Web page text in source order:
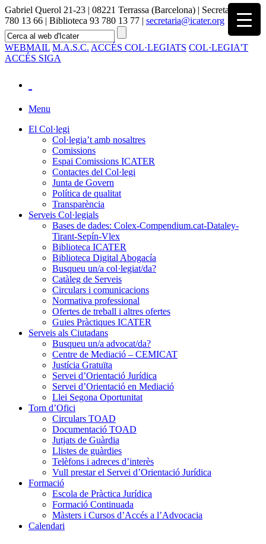
Gabriel Querol 21-23 | 08221 Terrassa (Barcelona) | Secretaria 93
780 13 66 | Biblioteca 93 780 13 77 | secretaria@icater.org
WEBMAIL M.A.S.C. ACCÉS COL·LEGIATS COL·LEGIA'T
ACCÉS SIGA
Menu
El Col·legi
Col·legia’t amb nosaltres
Comissions
Espai Comissions ICATER
Contactes del Col·legi
Junta de Govern
Política de qualitat
Transparència
Serveis Col·legials
Bases de dades: Colex-Compendium.cat-Dataley-
Tirant-Sepín-Vlex
Biblioteca ICATER
Biblioteca Digital Abogacía
Busqueu un/a col·legiat/da?
Catàleg de Serveis
Circulars i comunicacions
Normativa professional
Ofertes de treball i altres ofertes
Guies Pràctiques ICATER
Serveis als Ciutadans
Busqueu un/a advocat/da?
Centre de Mediació – CEMICAT
Justícia Gratuïta
Servei d’Orientació Jurídica
Servei d’Orientació en Mediació
Llei Segona Oportunitat
Torn d’Ofici
Circulars TOAD
Documentació TOAD
Jutjats de Guàrdia
Llistes de guàrdies
Telèfons i adreces d’interès
Vull prestar el Servei d’Orientació Jurídica
Formació
Escola de Pràctica Jurídica
Formació Continuada
Màsters i Cursos d’Accés a l’Advocacia
Calendari